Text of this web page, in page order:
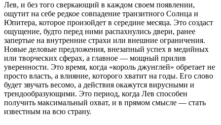
Лев, и без того сверкающий в каждом своем появлении,
ощутит на себе редкое совпадение транзитного Солнца и
Юпитера, которое произойдет в середине месяца. Это создаст
ощущение, будто перед ними распахнулись двери, ранее
запертые на внутренние страхи или внешние ограничения.
Новые деловые предложения, внезапный успех в медийных
или творческих сферах, а главное — мощный прилив
уверенности. Это время, когда «король джунглей» обретает не
просто власть, а влияние, которого хватит на годы. Его слово
будет звучать весомо, а действия окажутся вирусными и
трендообразующими. Это период, когда Лев способен
получить максимальный охват, и в прямом смысле — стать
известным на всю страну.